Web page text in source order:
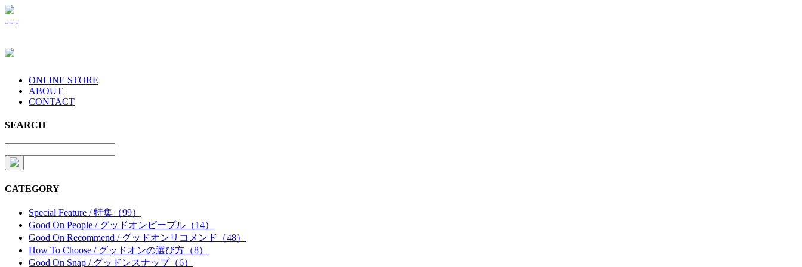
- - -
ONLINE STORE
ABOUT
CONTACT
SEARCH
CATEGORY
Special Feature / 特集（99）
Good On People / グッドオンピープル（14）
Good On Recommend / グッドオンリコメンド（48）
How To Choose / グッドオンの選び方（8）
Good On Snap / グッドンスナップ（6）